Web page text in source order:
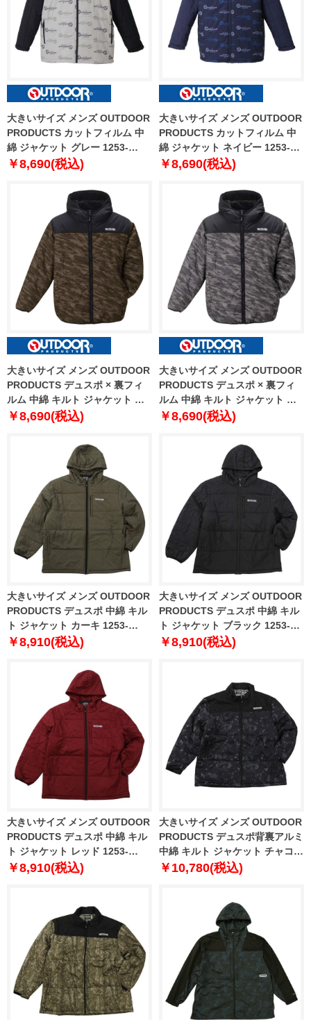
大きいサイズ メンズ OUTDOOR
PRODUCTS カットフィルム 中
綿 ジャケット グレー 1253-
1312-1 2L 3L 4L 5L 6L 7L 8L
￥8,690(税込)
大きいサイズ メンズ OUTDOOR
PRODUCTS カットフィルム 中
綿 ジャケット ネイビー 1253-
1312-2 2L 3L 4L 5L 6L 7L 8L
￥8,690(税込)
大きいサイズ メンズ OUTDOOR
PRODUCTS デュスポ × 裏フィ
ルム 中綿 キルト ジャケット カ
ーキ 1253-2302-1 2L 3L 4L 5L
￥8,690(税込)
大きいサイズ メンズ OUTDOOR
PRODUCTS デュスポ × 裏フィ
ルム 中綿 キルト ジャケット ブ
ラック 1253-2302-2 2L 3L 4L
￥8,690(税込)
大きいサイズ メンズ OUTDOOR
PRODUCTS デュスポ 中綿 キル
ト ジャケット カーキ 1253-
5321-3 3L 4L 5L 6L 7L 8L
￥8,910(税込)
大きいサイズ メンズ OUTDOOR
PRODUCTS デュスポ 中綿 キル
ト ジャケット ブラック 1253-
5321-2 3L 4L 5L 6L 7L 8L
￥8,910(税込)
大きいサイズ メンズ OUTDOOR
PRODUCTS デュスポ 中綿 キル
ト ジャケット レッド 1253-
5321-1 3L 4L 5L 6L 7L 8L
￥8,910(税込)
大きいサイズ メンズ OUTDOOR
PRODUCTS デュスポ背裏アルミ
中綿 キルト ジャケット チャコー
ル 1253-5322-2 3L 4L 5L 6L 7L
￥10,780(税込)